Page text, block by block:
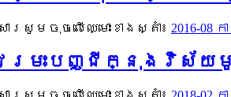
សូមចុចលើឈ្មោះខាងស្តាំ៖ 2016-
ារជម្រះបញ្ជីក្នុងវិស័